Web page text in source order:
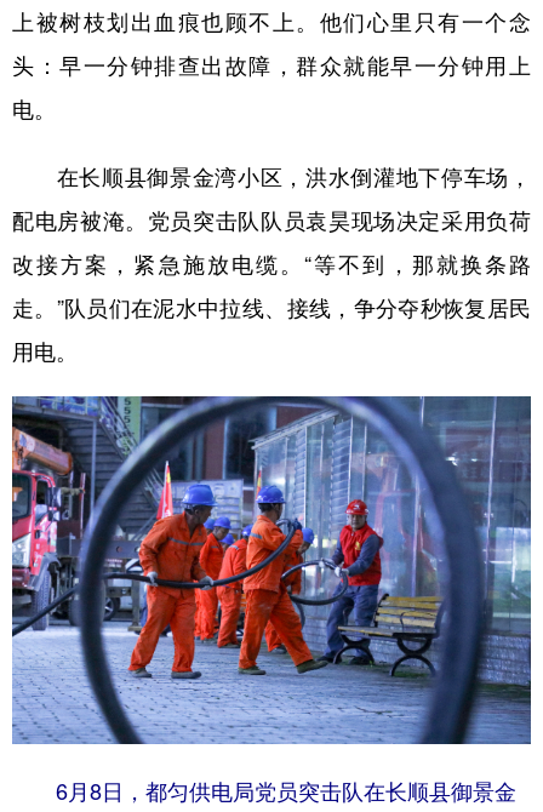
上被树枝划出血痕也顾不上。他们心里只有一个念
头：早一分钟排查出故障，群众就能早一分钟用上
电。
在长顺县御景金湾小区，洪水倒灌地下停车场，
配电房被淹。党员突击队队员袁昊现场决定采用负荷
改接方案，紧急施放电缆。“等不到，那就换条路
走。”队员们在泥水中拉线、接线，争分夺秒恢复居民
用电。
6月8日，都匀供电局党员突击队在长顺县御景金